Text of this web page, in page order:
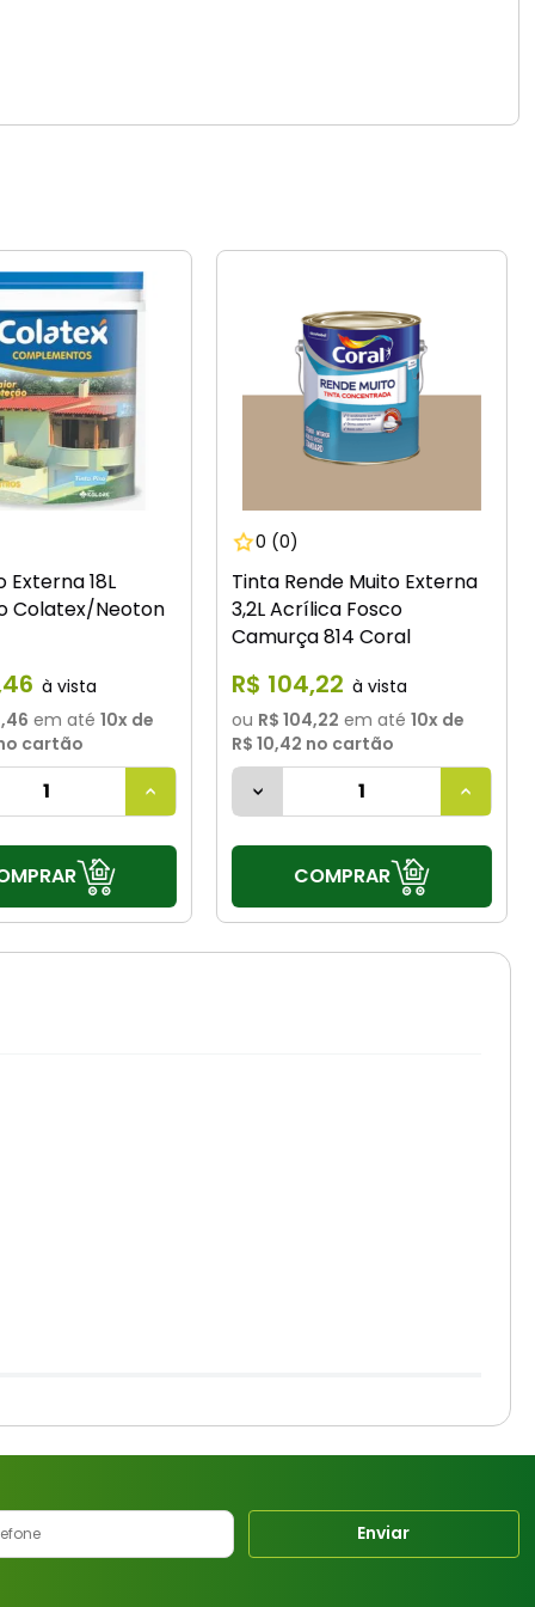
Externa 18L
Colatex/Neoton
46
em até 10x de
cartão
0 (0)
Tinta Rende Muito Externa
3,2L Acrílica Fosco
Camurça 814 Coral
R$ 104,22
ou R$ 104,22 em até 10x de
R$ 10,42 no cartão
COMPRAR
Enviar